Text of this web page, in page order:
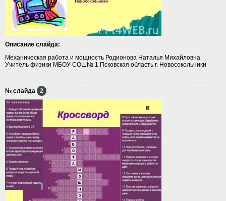
Описание слайда:
Механическая работа и мощность Родионова Наталья Михайловна
Учитель физики МБОУ СОШ№ 1 Псковская область г. Новосокольники
№ слайда 2